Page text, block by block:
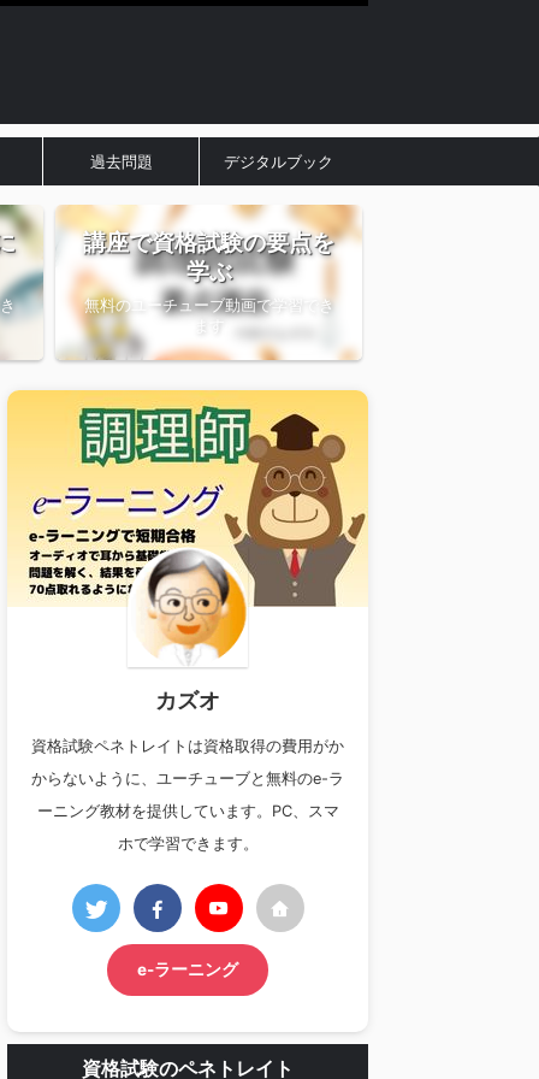
過去問題 デジタルブック
講座で資格試験の要点を
学ぶ
無料のユーチューブ動画で学習でき
カズオ
資格試験ペネトレイトは資格取得の費用がか
からないように、ユーチューブと無料のe-ラ
ーニング教材を提供しています。PC、スマ
ホで学習できます。
e-ラーニング
資格試験のペネトレイト